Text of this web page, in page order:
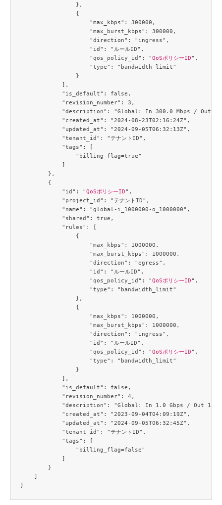
                },
                {
                    "max_kbps": 300000,
                    "max_burst_kbps": 300000,
                    "direction": "ingress",
                    "id": "ルールID",
                    "qos_policy_id": "
QoSポリシーID",
                    "type": "bandwidth_limit"
                }
            ],
            "is_default": false,
            "revision_number": 3,
"description": "Global: In 300.0 Mbps / Out
            "created_at": "2024-08-23T02:16:24Z",
            "updated_at": "2024-09-05T06:32:13Z",
            "tenant_id": "テナントID",
            "tags": [
                "billing_flag=true"
            ]
        },
        {
            "id": "
QoSポリシーID",
            "project_id": "テナントID",
            "name": "global-i_1000000-o_1000000",
            "shared": true,
            "rules": [
                {
                    "max_kbps": 1000000,
                    "max_burst_kbps": 1000000,
                    "direction": "egress",
                    "id": "ルールID",
                    "qos_policy_id": "
QoSポリシーID",
                    "type": "bandwidth_limit"
                },
                {
                    "max_kbps": 1000000,
                    "max_burst_kbps": 1000000,
                    "direction": "ingress",
                    "id": "ルールID",
                    "qos_policy_id": "
QoSポリシーID",
                    "type": "bandwidth_limit"
                }
            ],
            "is_default": false,
            "revision_number": 4,
"description": "Global: In 1.0 Gbps / Out 1.0
            "created_at": "2023-09-04T04:09:19Z",
            "updated_at": "2024-09-05T06:32:45Z",
            "tenant_id": "テナントID",
            "tags": [
                "billing_flag=false"
            ]
        }
    ]